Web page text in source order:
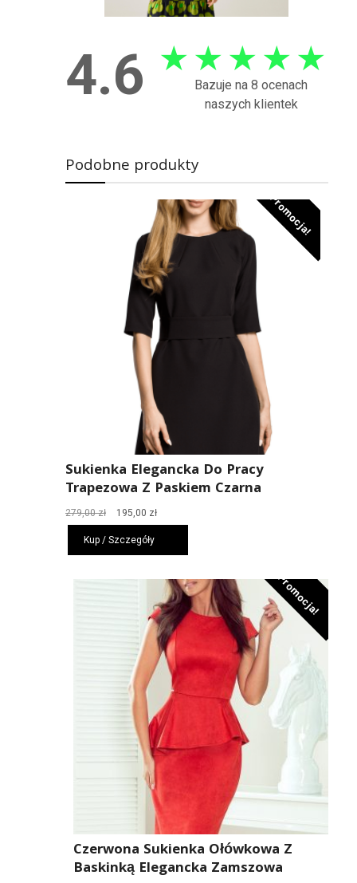
4.6 ★ ★ ★ ★ ★
Bazuje na 8 ocenach
naszych klientek
Podobne produkty
Promocja!
Sukienka Elegancka Do Pracy
Trapezowa Z Paskiem Czarna
279,00zł
Pierwotna
cena
wynosiła:
279,00 zł.
195,00 złAktualna
cena
195,00 zł.
Kup / Szczegóły
Promocja!
Czerwona Sukienka Ołówkowa Z
Baskinką Elegancka Zamszowa